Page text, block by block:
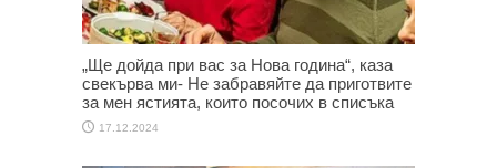
„Ще дойда при вас за Нова година“, каза
свекърва ми- Не забравяйте да приготвите
за мен ястията, които посочих в списъка
17.12.2024